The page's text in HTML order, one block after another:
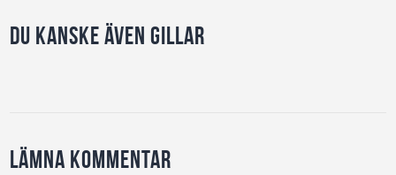
Du kanske även gillar
Lämna kommentar